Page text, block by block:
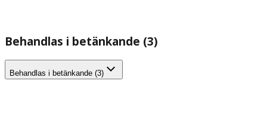
Behandlas i betänkande (3)
Behandlas i betänkande (3)